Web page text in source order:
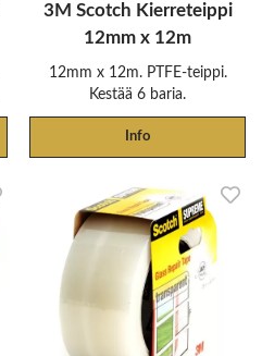
3M Scotch Kierreteippi
12mm x 12m
12mm x 12m. PTFE-teippi.
Kestää 6 baria.
Info